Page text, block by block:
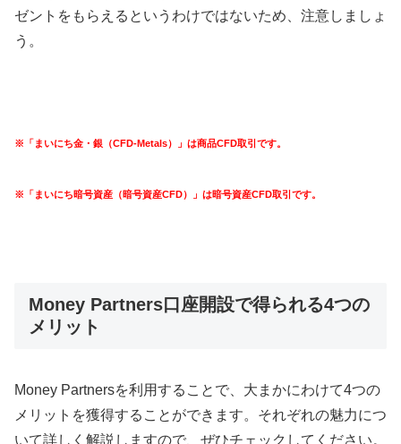
ゼントをもらえるというわけではないため、注意しましょ
う。
※「まいにち金・銀（CFD-Metals）」は商品CFD取引です。
※「まいにち暗号資産（暗号資産CFD）」は暗号資産CFD取引です。
Money Partners口座開設で得られる4つの
メリット
Money Partnersを利用することで、大まかにわけて4つの
メリットを獲得することができます。それぞれの魅力につ
いて詳しく解説しますので、ぜひチェックしてください。